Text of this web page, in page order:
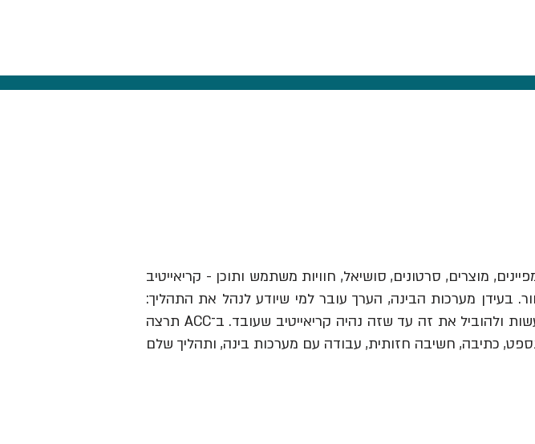
מוצרים, סרטונים, סושיאל, חוויות משתמש ותוכן - קריאייטיב
בעידן מערכות הבינה, הערך עובר למי שיודע לנהל את התהליך:
לזהות תובנה, לבנות בריף וכיוון, להבין מותגים ואנשים, לבחור מה לעשות ולהוביל את זה עד שזה נהיה קריאייטיב שעובד. ב־ACC תרצה
כתיבה, חשיבה חזותית, עבודה עם מערכות בינה, ותהליך שלם